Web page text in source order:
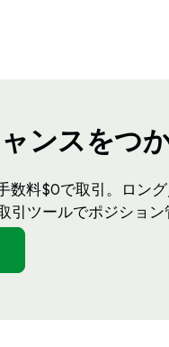
ンスをつ
数料$0で取引。ロン
引ツールでポジション